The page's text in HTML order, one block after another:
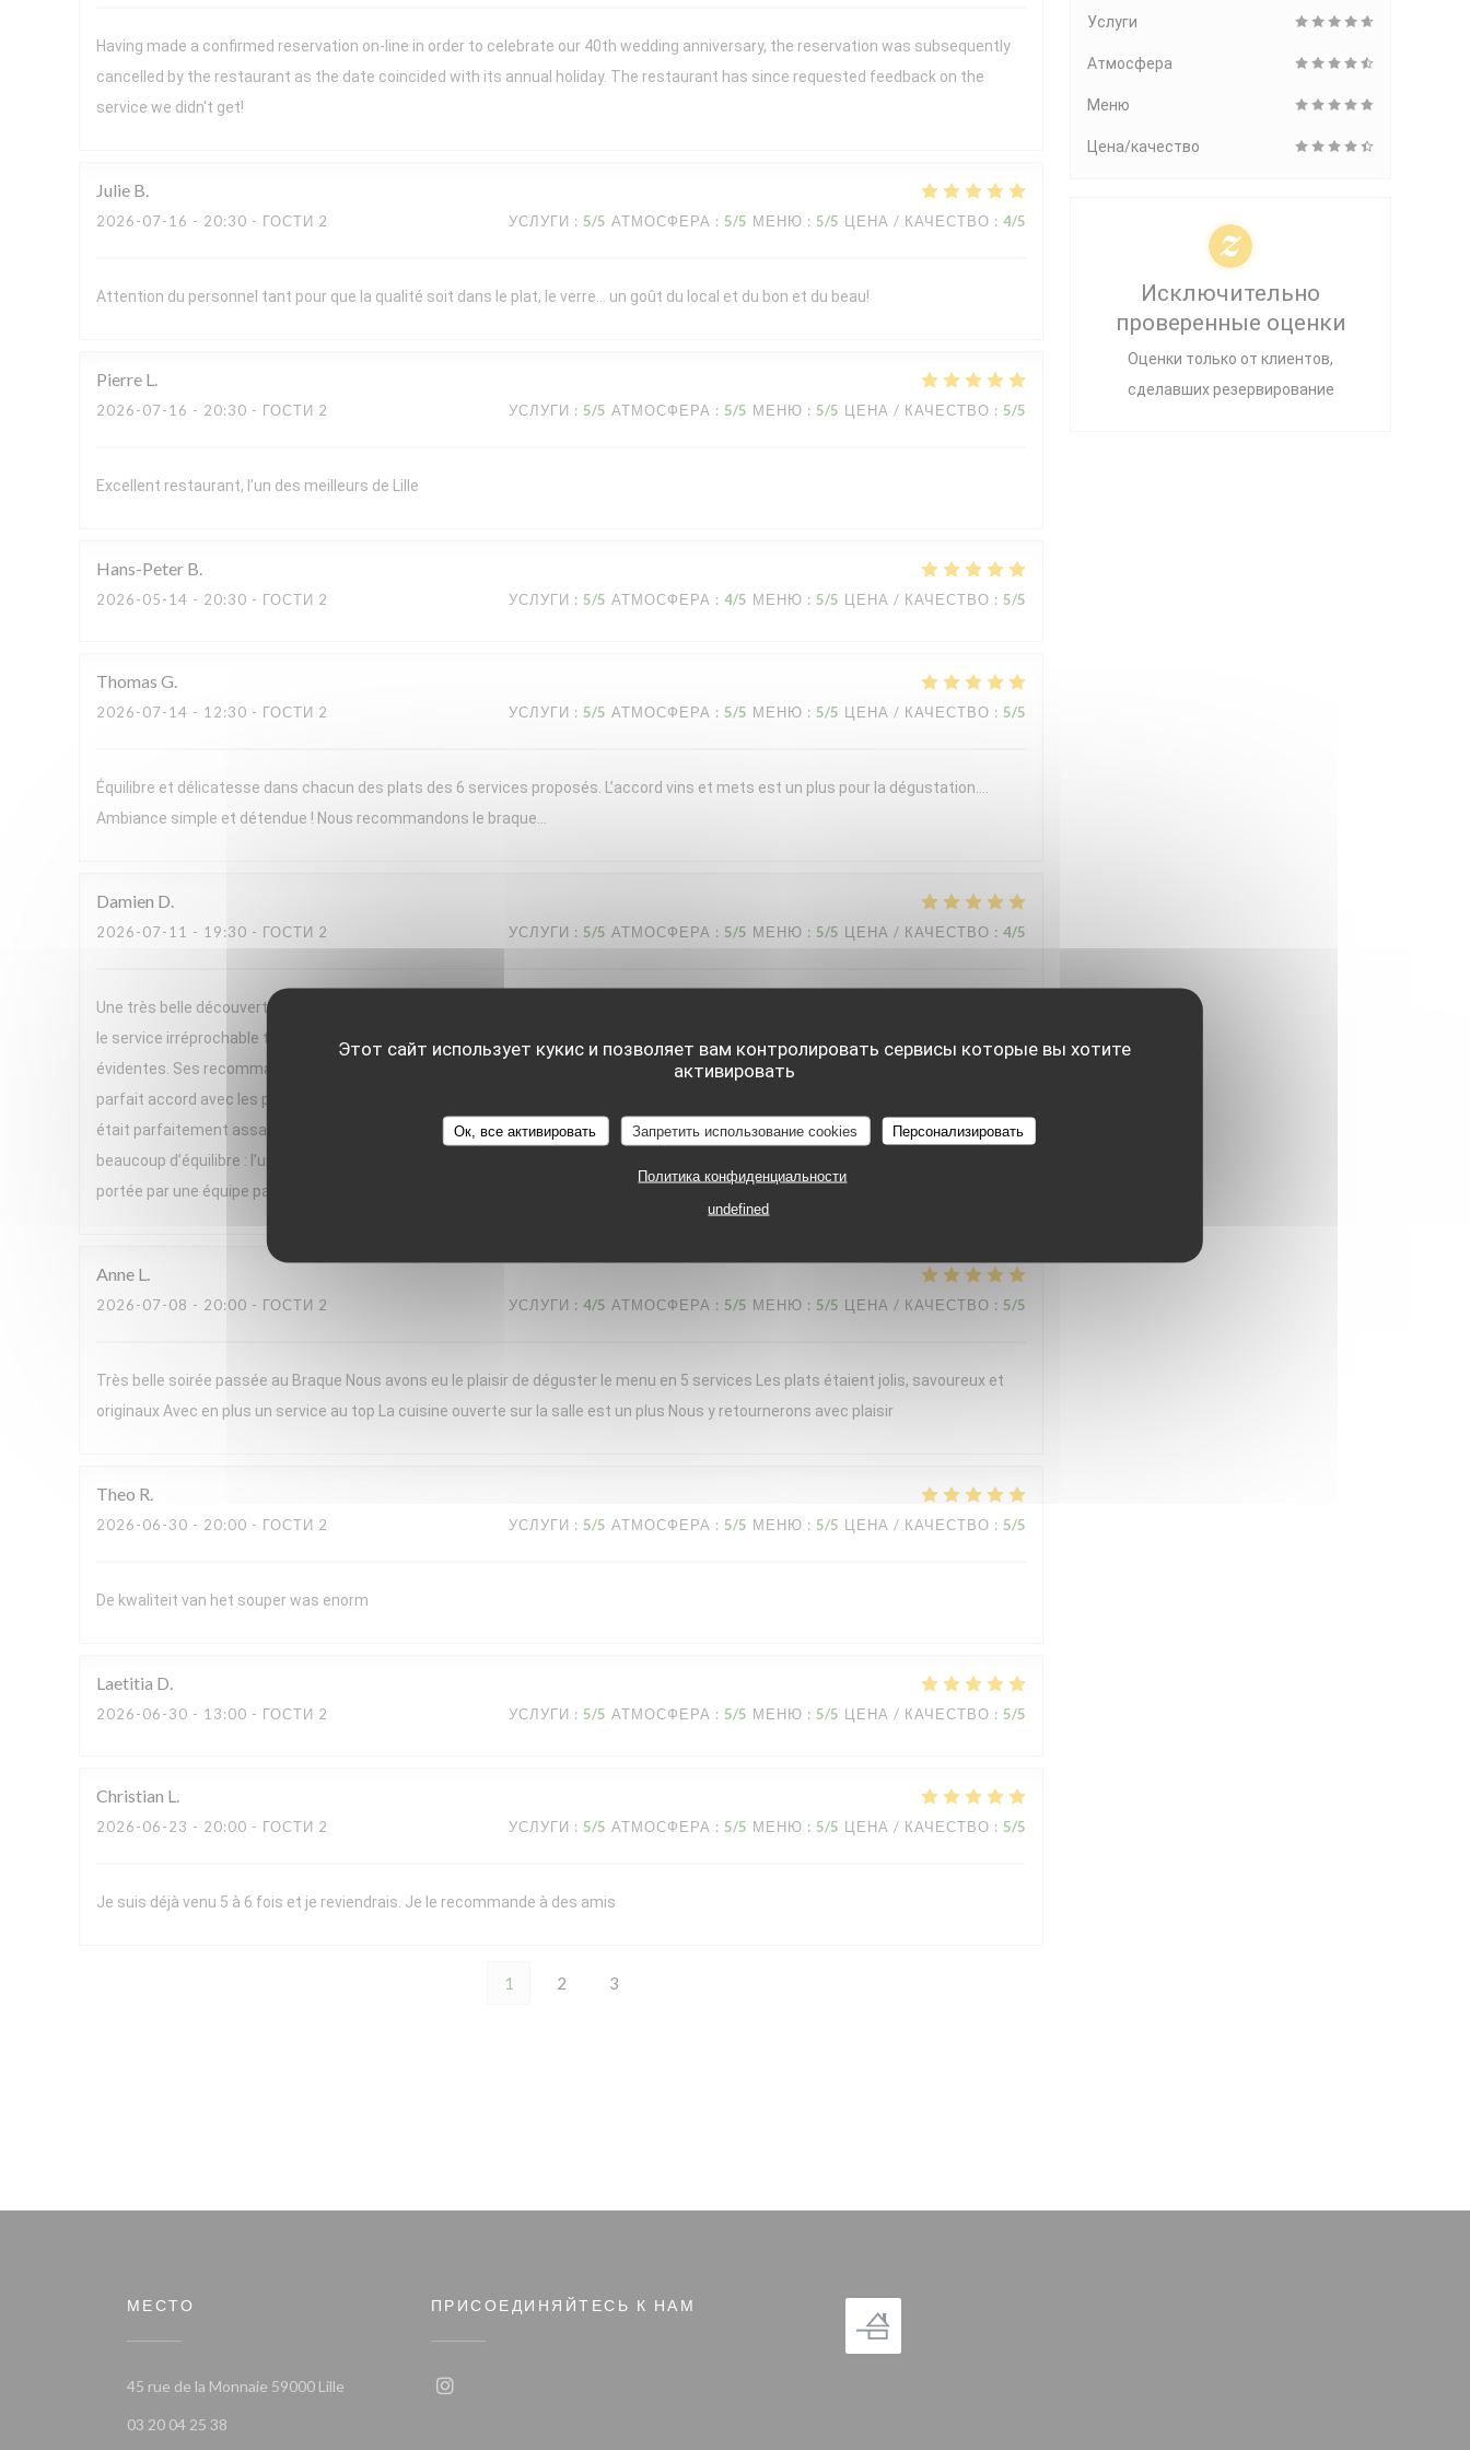
Этот сайт использует кукис и позволяет вам контролировать сервисы которые вы хотите
активировать
Ок, все активировать Запретить использование cookies Персонализировать
Политика конфиденциальности
undefined
Having made a confirmed reservation on-line in order to celebrate our 40th wedding anniversary, the reservation was subsequently
cancelled by the restaurant as the date coincided with its annual holiday. The restaurant has since requested feedback on the
service we didn't get!
Julie B
2026-07-16 - 20:30 - ГОСТИ 2 УСЛУГИ : 5/5 АТМОСФЕРА : 5/5 МЕНЮ : 5/5 ЦЕНА / КАЧЕСТВО : 4/5
Attention du personnel tant pour que la qualité soit dans le plat, le verre… un goût du local et du bon et du beau!
Pierre L
2026-07-16 - 20:30 - ГОСТИ 2 УСЛУГИ : 5/5 АТМОСФЕРА : 5/5 МЕНЮ : 5/5 ЦЕНА / КАЧЕСТВО : 5/5
Excellent restaurant, l’un des meilleurs de Lille
Hans-Peter B
2026-05-14 - 20:30 - ГОСТИ 2 УСЛУГИ : 5/5 АТМОСФЕРА : 4/5 МЕНЮ : 5/5 ЦЕНА / КАЧЕСТВО : 5/5
Thomas G
2026-07-14 - 12:30 - ГОСТИ 2 УСЛУГИ : 5/5 АТМОСФЕРА : 5/5 МЕНЮ : 5/5 ЦЕНА / КАЧЕСТВО : 5/5
Équilibre et délicatesse dans chacun des plats des 6 services proposés. L’accord vins et mets est un plus pour la dégustation….
Ambiance simple et détendue ! Nous recommandons le braque…
Damien D
2026-07-11 - 19:30 - ГОСТИ 2 УСЛУГИ : 5/5 АТМОСФЕРА : 5/5 МЕНЮ : 5/5 ЦЕНА / КАЧЕСТВО : 4/5
Une très belle découverte ! Nous avons passé un excellent moment chez « Le Braque » ce samedi soir. L’accueil a été chaleureux et
le service irréprochable tout au long du repas. Un grand bravo à notre serveuse, dont les connaissances en sommellerie étaient
évidentes. Ses recommandations de vins, parfois issues de domaines plus confidentiels, étaient toujours justes, originales et en
parfait accord avec les plats. Le menu, très végétal et herbacé, apportait une belle fraîcheur, idéale pour la saison. Chaque assiette
était parfaitement assaisonnée, pleine de saveurs et servie en portions généreuses. Les desserts concluaient le repas avec
beaucoup d’équilibre : l’un très frais, l’autre plus réconfortant, tout en restant léger. Une cuisine précise, créative et généreuse,
portée par une équipe passionnée. Nous avons adoré cette expérience et reviendrons avec grand plaisir !
Anne L
2026-07-08 - 20:00 - ГОСТИ 2 УСЛУГИ : 4/5 АТМОСФЕРА : 5/5 МЕНЮ : 5/5 ЦЕНА / КАЧЕСТВО : 5/5
Très belle soirée passée au Braque Nous avons eu le plaisir de déguster le menu en 5 services Les plats étaient jolis, savoureux et
originaux Avec en plus un service au top La cuisine ouverte sur la salle est un plus Nous y retournerons avec plaisir
Theo R
2026-06-30 - 20:00 - ГОСТИ 2 УСЛУГИ : 5/5 АТМОСФЕРА : 5/5 МЕНЮ : 5/5 ЦЕНА / КАЧЕСТВО : 5/5
De kwaliteit van het souper was enorm
Laetitia D
2026-06-30 - 13:00 - ГОСТИ 2 УСЛУГИ : 5/5 АТМОСФЕРА : 5/5 МЕНЮ : 5/5 ЦЕНА / КАЧЕСТВО : 5/5
Christian L
2026-06-23 - 20:00 - ГОСТИ 2 УСЛУГИ : 5/5 АТМОСФЕРА : 5/5 МЕНЮ : 5/5 ЦЕНА / КАЧЕСТВО : 5/5
Je suis déjà venu 5 à 6 fois et je reviendrais. Je le recommande à des amis
1 2 3
Услуги
Атмосфера
Меню
Цена/качество
Исключительно
проверенные оценки
Оценки только от клиентов,
сделавших резервирование
МЕСТО
45 rue de la Monnaie 59000 Lille((открывается в новом окне))
03 20 04 25 38
ПРИСОЕДИНЯЙТЕСЬ К НАМ